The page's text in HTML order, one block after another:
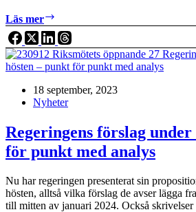
Läs mer
analys
av
regeringens
budgetproposition
18 september, 2023
Nyheter
Regeringens förslag
för punkt med analys
Nu har regeringen presenterat sin
hösten, alltså vilka förslag de avser lägga
till mitten av januari 2024. Också